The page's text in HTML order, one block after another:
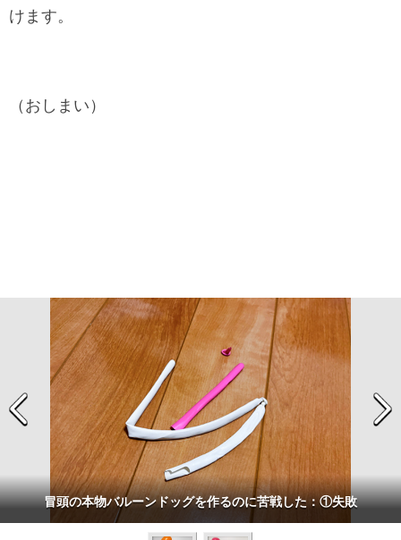
けます。
（おしまい）
冒頭の本物バルーンドッグを作るのに苦戦した：①失敗